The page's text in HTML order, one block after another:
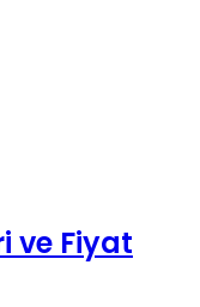
ve Fiyat